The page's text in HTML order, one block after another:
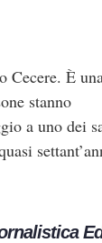
Cecere. È
stanno
a uno dei